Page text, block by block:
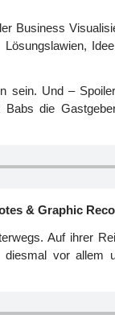
Business
sein. Und –
die
& Graphic
Auf ihrer
diesmal vor allem